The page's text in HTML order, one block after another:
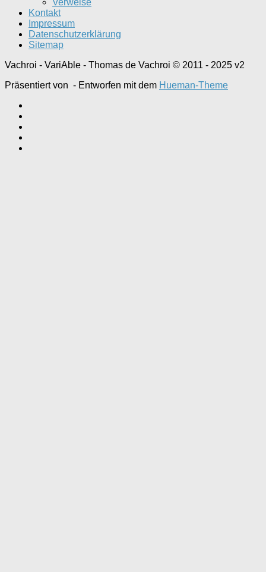
Verweise
Kontakt
Impressum
Datenschutzerklärung
Sitemap
Vachroi - VariAble - Thomas de Vachroi © 2011 - 2025 v2
Präsentiert von - Entworfen mit dem Hueman-Theme